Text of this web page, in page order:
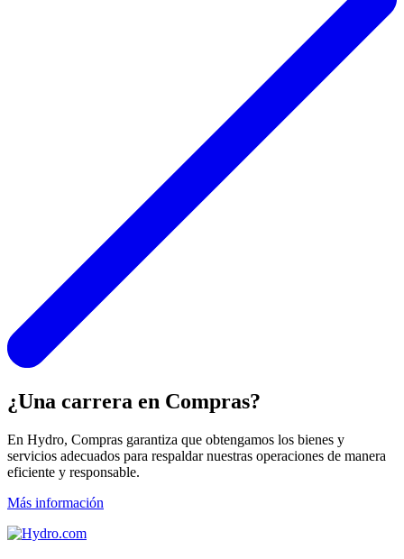
¿Una carrera en Compras?
En Hydro, Compras garantiza que obtengamos los bienes y
servicios adecuados para respaldar nuestras operaciones de manera
eficiente y responsable.
Más información